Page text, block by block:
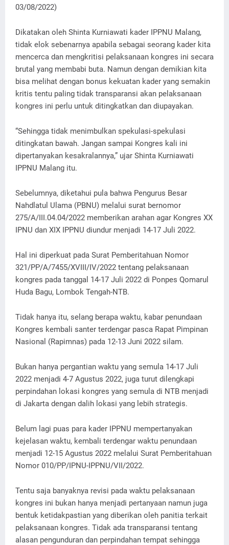
03/08/2022)
Dikatakan oleh Shinta Kurniawati kader IPPNU Malang,
tidak elok sebenarnya apabila sebagai seorang kader kita
mencerca dan mengkritisi pelaksanaan kongres ini secara
brutal yang membabi buta. Namun dengan demikian kita
bisa melihat dengan bonus kekuatan kader yang semakin
kritis tentu paling tidak transparansi akan pelaksanaan
kongres ini perlu untuk ditingkatkan dan diupayakan.
“Sehingga tidak menimbulkan spekulasi-spekulasi
ditingkatan bawah. Jangan sampai Kongres kali ini
dipertanyakan kesakralannya,” ujar Shinta Kurniawati
IPPNU Malang itu.
Sebelumnya, diketahui pula bahwa Pengurus Besar
Nahdlatul Ulama (PBNU) melalui surat bernomor
275/A/III.04.04/2022 memberikan arahan agar Kongres XX
IPNU dan XIX IPPNU diundur menjadi 14-17 Juli 2022.
Hal ini diperkuat pada Surat Pemberitahuan Nomor
321/PP/A/7455/XVIII/IV/2022 tentang pelaksanaan
kongres pada tanggal 14-17 Juli 2022 di Ponpes Qomarul
Huda Bagu, Lombok Tengah-NTB.
Tidak hanya itu, selang berapa waktu, kabar penundaan
Kongres kembali santer terdengar pasca Rapat Pimpinan
Nasional (Rapimnas) pada 12-13 Juni 2022 silam.
Bukan hanya pergantian waktu yang semula 14-17 Juli
2022 menjadi 4-7 Agustus 2022, juga turut dilengkapi
perpindahan lokasi kongres yang semula di NTB menjadi
di Jakarta dengan dalih lokasi yang lebih strategis.
Belum lagi puas para kader IPPNU mempertanyakan
kejelasan waktu, kembali terdengar waktu penundaan
menjadi 12-15 Agustus 2022 melalui Surat Pemberitahuan
Nomor 010/PP/IPNU-IPPNU/VII/2022.
Tentu saja banyaknya revisi pada waktu pelaksanaan
kongres ini bukan hanya menjadi pertanyaan namun juga
bentuk ketidakpastian yang diberikan oleh panitia terkait
pelaksanaan kongres. Tidak ada transparansi tentang
alasan pengunduran dan perpindahan tempat sehingga